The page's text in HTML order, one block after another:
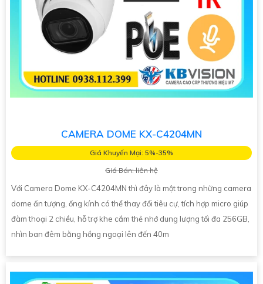
CAMERA DOME KX-C4204MN
Giá Khuyến Mại: 5%-35%
Giá Bán: liên hệ
Với Camera Dome KX-C4204MN thì đây là một trong những camera
dome ấn tượng, ống kính có thể thay đổi tiêu cự, tích hợp micro giúp
đàm thoại 2 chiều, hỗ trợ khe cắm thẻ nhớ dung lượng tối đa 256GB,
nhìn ban đêm bằng hồng ngoại lên đến 40m